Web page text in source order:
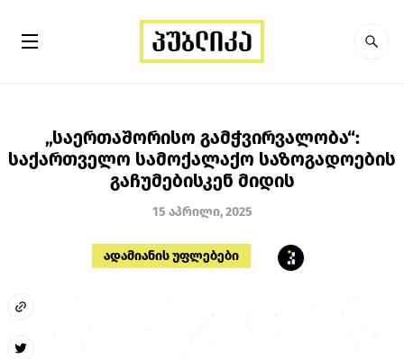
„საერთაშორისო გამჭვირვალობა“:
საქართველო სამოქალაქო საზოგადოების
გაჩუმებისკენ მიდის
15 აპრილი, 2025
ადამიანის უფლებები